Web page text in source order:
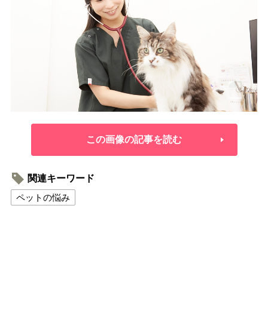
この画像の記事を読む
関連キーワード
ペットの悩み